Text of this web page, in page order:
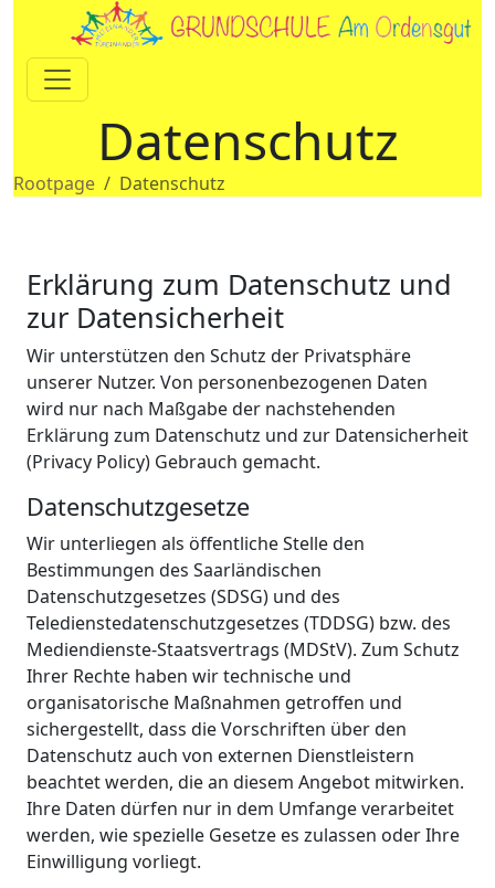
Datenschutz
Rootpage Datenschutz
Erklärung zum Datenschutz und
zur Datensicherheit
Wir unterstützen den Schutz der Privatsphäre
unserer Nutzer. Von personenbezogenen Daten
wird nur nach Maßgabe der nachstehenden
Erklärung zum Datenschutz und zur Datensicherheit
(Privacy Policy) Gebrauch gemacht.
Datenschutzgesetze
Wir unterliegen als öffentliche Stelle den
Bestimmungen des Saarländischen
Datenschutzgesetzes (SDSG) und des
Teledienstedatenschutzgesetzes (TDDSG) bzw. des
Mediendienste-Staatsvertrags (MDStV). Zum Schutz
Ihrer Rechte haben wir technische und
organisatorische Maßnahmen getroffen und
sichergestellt, dass die Vorschriften über den
Datenschutz auch von externen Dienstleistern
beachtet werden, die an diesem Angebot mitwirken.
Ihre Daten dürfen nur in dem Umfange verarbeitet
werden, wie spezielle Gesetze es zulassen oder Ihre
Einwilligung vorliegt.